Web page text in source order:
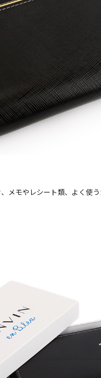
メモやレシート類、よく使